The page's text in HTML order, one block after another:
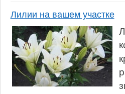
Лилии на вашем участке